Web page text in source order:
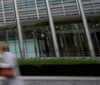
PIKËPAMJE
RECETA E DITES
RELAKS
RETRO JAVORE